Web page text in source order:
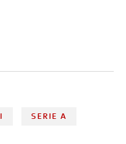
SERIE A